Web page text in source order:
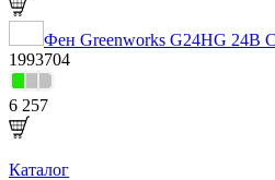
Фен Greenworks G24HG 24В
1993704
6 257
Каталог